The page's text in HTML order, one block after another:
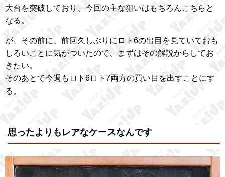
大台を突破しており、今回の主な狙いはもちろんこちらと
なる。
が、その前に、前回久しぶりにロト6の出目を見ていておも
しろいことに気がついたので、まずはその解説からしてお
きたい。
そのあとで今週もロト6ロト7両方の買い目を出すことにす
る。
思ったよりもレアなケースなんです